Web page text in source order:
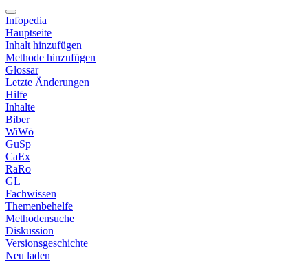
Infopedia
Hauptseite
Inhalt hinzufügen
Methode hinzufügen
Glossar
Letzte Änderungen
Hilfe
Inhalte
Biber
WiWö
GuSp
CaEx
RaRo
GL
Fachwissen
Themenbehelfe
Methodensuche
Diskussion
Versionsgeschichte
Neu laden